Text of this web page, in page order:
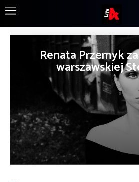
Renata Przemyk
warszawskiej